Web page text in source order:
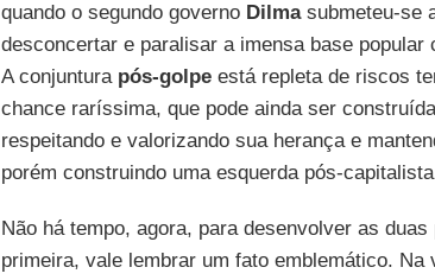
quando o segundo governo Dilmasubmeteu-se
desconcertar e paralisar a imensa base
A conjuntura pós-golpeestá repleta de riscos
chance raríssima, que pode ainda ser
respeitando e valorizando sua herança e
porém construindo uma esquerda pós-
Não há tempo, agora, para desenvolver as
primeira, vale lembrar um fato emblemático. Na